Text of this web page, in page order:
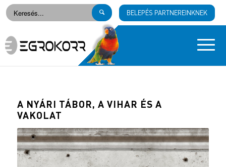
BELEPÉS PARTNEREINKNEK
A NYÁRI TÁBOR, A VIHAR ÉS A
VAKOLAT